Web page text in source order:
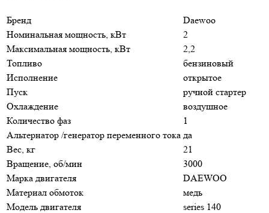
Бренд
Daewoo
Номинальная мощность, кВт
2
Максимальная мощность, кВт
2,2
Топливо
бензиновый
Исполнение
открытое
Пуск
ручной стартер
Охлаждение
воздушное
Количество фаз
1
Альтернатор /генератор переменного тока да
Вес, кг
21
Вращение, об/мин
3000
Марка двигателя
DAEWOO
Материал обмоток
медь
Модель двигателя
series 140